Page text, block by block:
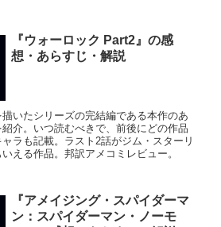
『ウォーロック Part2』の感
想・あらすじ・解説
いたシリーズの完結編である本作のあ
介。いつ読むべきで、前後にどの作品
ラも記載。ラスト2話がジム・スターリ
える作品。邦訳アメコミレビュー。
『アメイジング・スパイダーマ
ン：スパイダーマン・ノーモ